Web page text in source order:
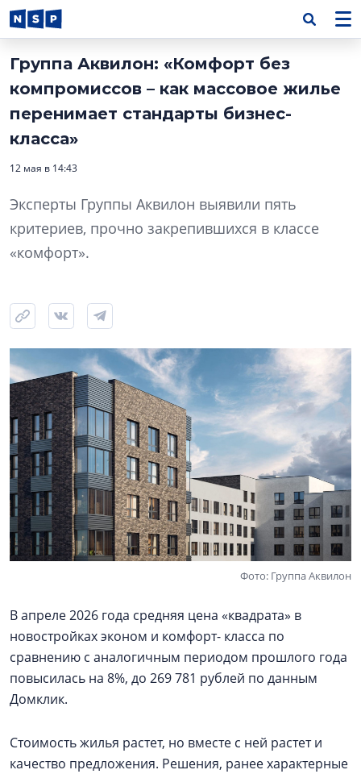
Группа Аквилон: «Комфорт без
компромиссов – как массовое жилье
перенимает стандарты бизнес-
класса»
12 мая в 14:43
Эксперты Группы Аквилон выявили пять
критериев, прочно закрепившихся в классе
«комфорт».
Фото: Группа Аквилон
В апреле 2026 года средняя цена «квадрата» в
новостройках эконом и комфорт- класса по
сравнению с аналогичным периодом прошлого года
повысилась на 8%, до 269 781 рублей по данным
Домклик.
Стоимость жилья растет, но вместе с ней растет и
качество предложения. Решения, ранее характерные